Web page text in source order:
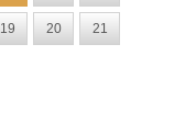
19 20 21